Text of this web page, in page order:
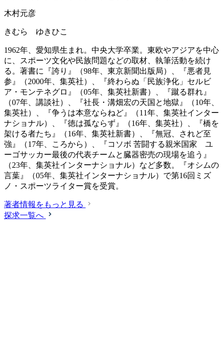
木村元彦
きむら ゆきひこ
1962年、愛知県生まれ。中央大学卒業。東欧やアジアを中心
に、スポーツ文化や民族問題などの取材、執筆活動を続け
る。著書に『誇り』（98年、東京新聞出版局）、『悪者見
参』（2000年、集英社）、『終わらぬ「民族浄化」セルビ
ア・モンテネグロ』（05年、集英社新書）、『蹴る群れ』
（07年、講談社）、『社長・溝畑宏の天国と地獄』（10年、
集英社）、『争うは本意ならねど』（11年、集英社インター
ナショナル）、『徳は孤ならず』（16年、集英社）、『橋を
架ける者たち』（16年、集英社新書）、『無冠、されど至
強』（17年、ころから）、『コソボ 苦闘する親米国家 ユ
ーゴサッカー最後の代表チームと臓器密売の現場を追う』
（23年、集英社インターナショナル）など多数。『オシムの
言葉』（05年、集英社インターナショナル）で第16回ミズ
ノ・スポーツライター賞を受賞。
著者情報をもっと見る
探求一覧へ